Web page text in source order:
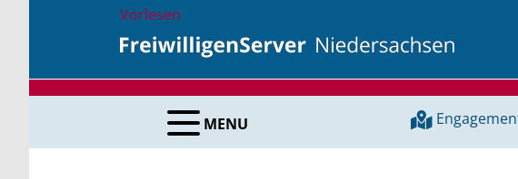
Vorlesen
MENU